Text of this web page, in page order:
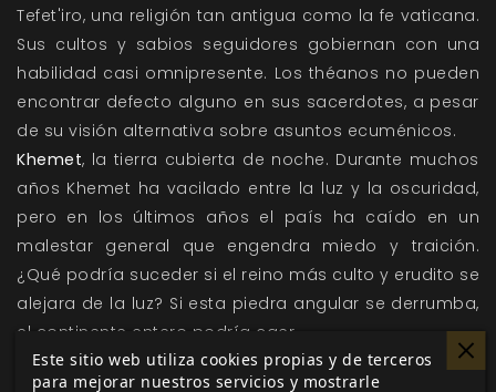
Tefet'iro, una religión tan antigua como la fe vaticana.
Sus cultos y sabios seguidores gobiernan con una
habilidad casi omnipresente. Los théanos no pueden
encontrar defecto alguno en sus sacerdotes, a pesar
de su visión alternativa sobre asuntos ecuménicos.
Khemet, la tierra cubierta de noche. Durante muchos
años Khemet ha vacilado entre la luz y la oscuridad,
pero en los últimos años el país ha caído en un
malestar general que engendra miedo y traición.
¿Qué podría suceder si el reino más culto y erudito se
alejara de la luz? Si esta piedra angular se derrumba,
el continente entero podría caer.
Magreb, la joya del desierto, deslumbra a quien la ve.
Este sitio web utiliza cookies propias y de terceros
para mejorar nuestros servicios y mostrarle